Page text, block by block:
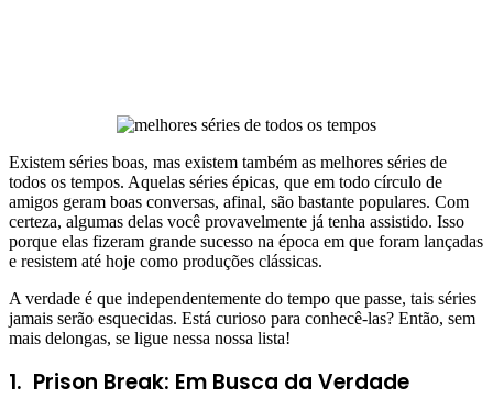
Existem séries boas, mas existem também as melhores séries de
todos os tempos. Aquelas séries épicas, que em todo círculo de
amigos geram boas conversas, afinal, são bastante populares. Com
certeza, algumas delas você provavelmente já tenha assistido. Isso
porque elas fizeram grande sucesso na época em que foram lançadas
e resistem até hoje como produções clássicas.
A verdade é que independentemente do tempo que passe, tais séries
jamais serão esquecidas. Está curioso para conhecê-las? Então, sem
mais delongas, se ligue nessa nossa lista!
1. Prison Break: Em Busca da Verdade